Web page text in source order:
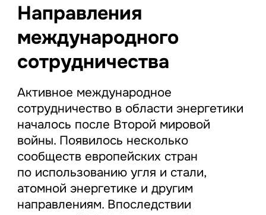
Направления
международного
сотрудничества
Активное международное
сотрудничество в области энергетики
началось после Второй мировой
войны. Появилось несколько
сообществ европейских стран
по использованию угля и стали,
атомной энергетике и другим
направлениям. Впоследствии